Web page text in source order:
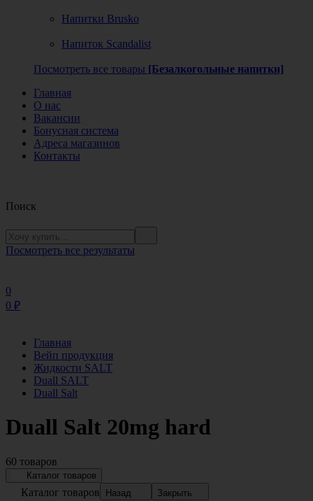
Напитки Brusko
Напиток Scandalist
Посмотреть все товары [Безалкогольные напитки]
Главная
О нас
Вакансии
Бонусная система
Адреса магазинов
Контакты
Поиск
Посмотреть все результаты
0
0 ₽
Главная
Вейп продукция
Жидкости SALT
Duall SALT
Duall Salt
Duall Salt 20mg hard
60 товаров
Каталог товаров
Каталог товаров Назад Закрыть